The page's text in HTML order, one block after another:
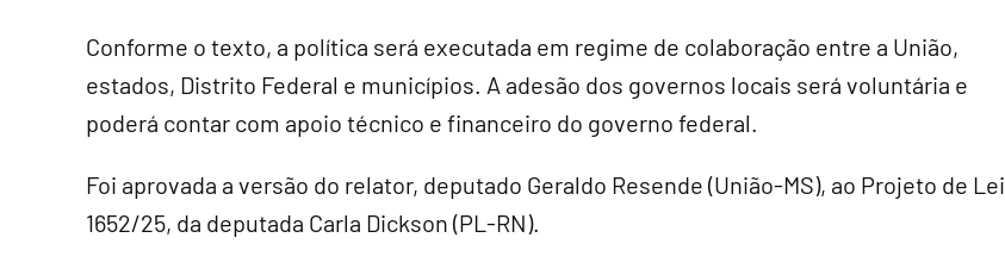
Conforme o texto, a política será executada em regime de colaboração entre a União,
estados, Distrito Federal e municípios. A adesão dos governos locais será voluntária e
poderá contar com apoio técnico e financeiro do governo federal.
Foi aprovada a versão do relator, deputado Geraldo Resende (União-MS), ao Projeto de Lei
1652/25, da deputada Carla Dickson (PL-RN).